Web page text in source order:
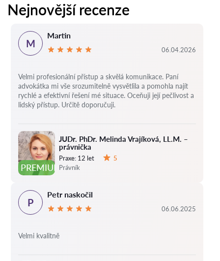
Nejnovější recenze
PREMIUM
JUDr. PhDr. Melinda Vrajíková, LL.M. –
právnička
Praxe: 12 let
5
Právník
M
Martin
06.04.2026
Velmi profesionální přístup a skvělá komunikace. Paní
advokátka mi vše srozumitelně vysvětlila a pomohla najít
rychlé a efektivní řešení mé situace. Oceňuji její pečlivost a
lidský přístup. Určitě doporučuji.
P
Petr naskočil
06.06.2025
Velmi kvalitně